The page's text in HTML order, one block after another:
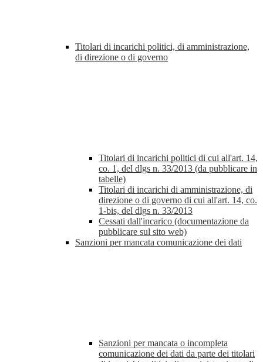
Titolari di incarichi politici, di amministrazione,
di direzione o di governo
Titolari di incarichi politici di cui all'art. 14,
co. 1, del dlgs n. 33/2013 (da pubblicare in
tabelle)
Titolari di incarichi di amministrazione, di
direzione o di governo di cui all'art. 14, co.
1-bis, del dlgs n. 33/2013
Cessati dall'incarico (documentazione da
pubblicare sul sito web)
Sanzioni per mancata comunicazione dei dati
Sanzioni per mancata o incompleta
comunicazione dei dati da parte dei titolari